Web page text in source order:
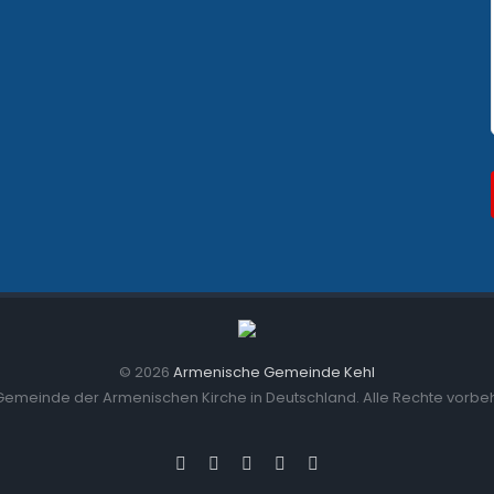
© 2026 Armenische Gemeinde Kehl
der Armenischen Kirche in Deutschland. Alle Rechte
FacebookInstagram
SpotifyYouTube